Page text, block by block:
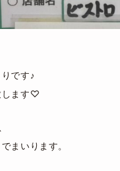
です♪
します♡
まいります。